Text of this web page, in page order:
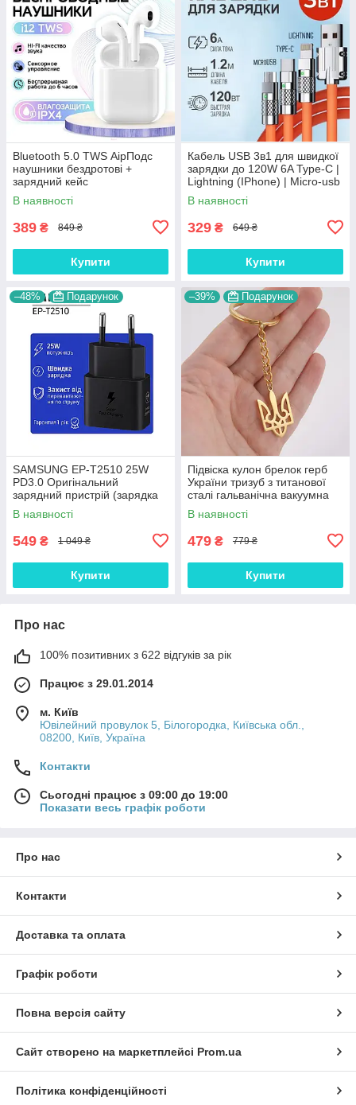
Bluetooth 5.0 TWS АірПодс
наушники бездротові +
зарядний кейс
В наявності
389 ₴ 849 ₴
Купити
Кабель USB 3в1 для швидкої
зарядки до 120W 6A Type-C |
Lightning (IPhone) | Micro-usb
надгнучкий
В наявності
329 ₴ 649 ₴
Купити
–48% Подарунок
SAMSUNG EP-T2510 25W
PD3.0 Оригінальний
зарядний пристрій (зарядка
зарядне)
В наявності
549 ₴ 1 049 ₴
Купити
–39% Подарунок
Підвіска кулон брелок герб
України тризуб з титанової
сталі гальванічна вакуумна
позолота 18 карат
(19,9*30,2мм)
В наявності
479 ₴ 779 ₴
Купити
Про нас
100% позитивних з 622 відгуків за рік
Працює з 29.01.2014
м. Київ
Ювілейний провулок 5, Білогородка, Київська обл.,
08200, Київ, Україна
Контакти
Сьогодні працює з 09:00 до 19:00
Показати весь графік роботи
Про нас
Контакти
Доставка та оплата
Графік роботи
Повна версія сайту
Сайт створено на маркетплейсі Prom.ua
Політика конфіденційності